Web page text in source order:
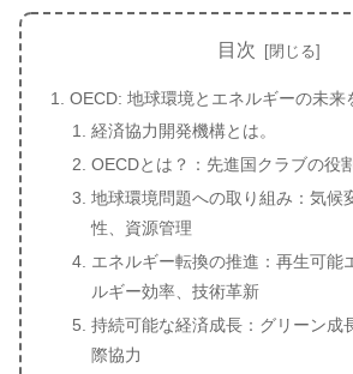
目次
OECD: 地球環境とエネルギーの未来
経済協力開発機構とは。
OECDとは？：先進国クラブの役
地球環境問題への取り組み：気候
性、資源管理
エネルギー転換の推進：再生可能
ルギー効率、技術革新
持続可能な経済成長：グリーン成
際協力